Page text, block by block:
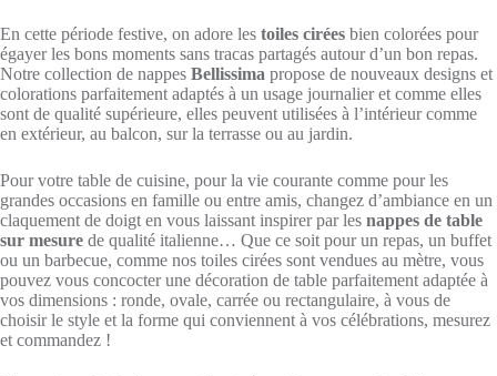
En cette période festive, on adore les toiles cirées bien colorées pour
égayer les bons moments sans tracas partagés autour d’un bon repas.
Notre collection de nappes Bellissima propose de nouveaux designs et
colorations parfaitement adaptés à un usage journalier et comme elles
sont de qualité supérieure, elles peuvent utilisées à l’intérieur comme
en extérieur, au balcon, sur la terrasse ou au jardin.
Pour votre table de cuisine, pour la vie courante comme pour les
grandes occasions en famille ou entre amis, changez d’ambiance en un
claquement de doigt en vous laissant inspirer par les nappes de table
sur mesure de qualité italienne… Que ce soit pour un repas, un buffet
ou un barbecue, comme nos toiles cirées sont vendues au mètre, vous
pouvez vous concocter une décoration de table parfaitement adaptée à
vos dimensions : ronde, ovale, carrée ou rectangulaire, à vous de
choisir le style et la forme qui conviennent à vos célébrations, mesurez
et commandez !